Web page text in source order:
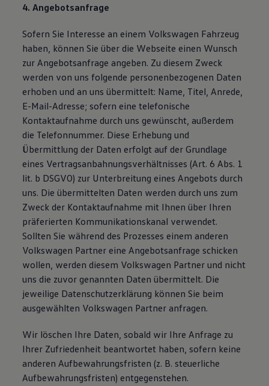
4. Angebotsanfrage
Sofern Sie Interesse an einem Volkswagen Fahrzeug
haben, können Sie über die Webseite einen Wunsch
zur Angebotsanfrage angeben. Zu diesem Zweck
werden von uns folgende personenbezogenen Daten
erhoben und an uns übermittelt: Name, Titel, Anrede,
E-Mail-Adresse; sofern eine telefonische
Kontaktaufnahme durch uns gewünscht, außerdem
die Telefonnummer. Diese Erhebung und
Übermittlung der Daten erfolgt auf der Grundlage
eines Vertragsanbahnungsverhältnisses (Art. 6 Abs. 1
lit. b DSGVO) zur Unterbreitung eines Angebots durch
uns. Die übermittelten Daten werden durch uns zum
Zweck der Kontaktaufnahme mit Ihnen über Ihren
präferierten Kommunikationskanal verwendet.
Sollten Sie während des Prozesses einem anderen
Volkswagen Partner eine Angebotsanfrage schicken
wollen, werden diesem Volkswagen Partner und nicht
uns die zuvor genannten Daten übermittelt. Die
jeweilige Datenschutzerklärung können Sie beim
ausgewählten Volkswagen Partner anfragen.
Wir löschen Ihre Daten, sobald wir Ihre Anfrage zu
Ihrer Zufriedenheit beantwortet haben, sofern keine
anderen Aufbewahrungsfristen (z. B. steuerliche
Aufbewahrungsfristen) entgegenstehen.